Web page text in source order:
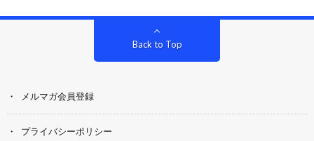
Back to Top
メルマガ会員登録
プライバシーポリシー